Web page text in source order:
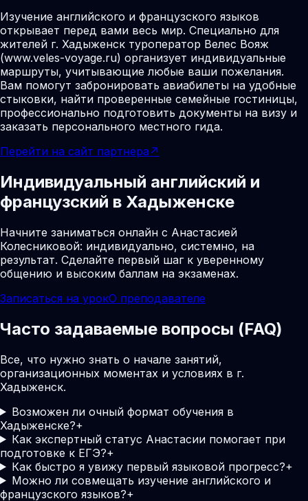
Изучение английского и французского языков
открывает перед вами весь мир. Специально для
жителей г. Хадыженск туроператор Велес Вояж
(www.veles-voyage.ru) организует индивидуальные
маршруты, учитывающие любые ваши пожелания.
Вам помогут забронировать авиабилеты на удобные
стыковки, найти проверенные семейные гостиницы,
профессионально подготовить документы на визу и
заказать персонального местного гида.
Перейти на сайт партнера ↗
Индивидуальный английский и
французский в Хадыженске
Начните заниматься онлайн с Анастасией
Колесниковой: индивидуально, системно, на
результат. Сделайте первый шаг к уверенному
общению и высоким баллам на экзаменах.
Записаться на урокО преподавателе
Часто задаваемые вопросы (FAQ)
Все, что нужно знать о начале занятий,
организационных моментах и условиях в г.
Хадыженск.
Возможен ли очный формат обучения в
Хадыженске?+
Как экспертный статус Анастасии помогает при
подготовке к ЕГЭ?+
Как быстро я увижу первый языковой прогресс?+
Можно ли совмещать изучение английского и
французского языков?+